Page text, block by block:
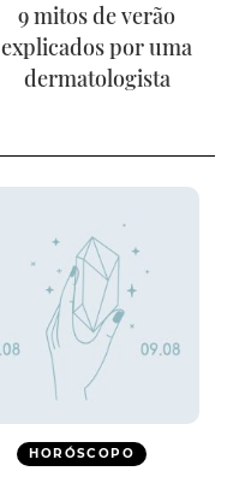
9 mitos de verão
explicados por uma
dermatologista
HORÓSCOPO